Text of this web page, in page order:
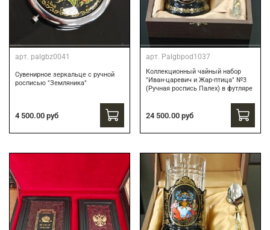
арт. palgbz0041
Сувенирное зеркальце с ручной
росписью "Земляника"
4 500.00 руб
арт. Palgbpod1037
Коллекционный чайный набор
"Иван-царевич и Жар-птица" №3
(Ручная роспись Палех) в футляре
24 500.00 руб